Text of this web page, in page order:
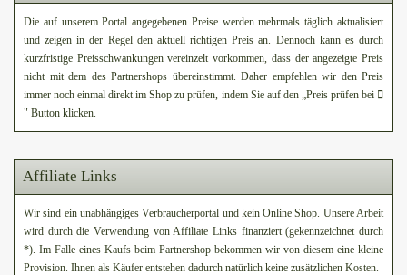
Die auf unserem Portal angegebenen Preise werden mehrmals täglich aktualisiert
und zeigen in der Regel den aktuell richtigen Preis an. Dennoch kann es durch
kurzfristige Preisschwankungen vereinzelt vorkommen, dass der angezeigte Preis
nicht mit dem des Partnershops übereinstimmt. Daher empfehlen wir den Preis
immer noch einmal direkt im Shop zu prüfen, indem Sie auf den „Preis prüfen bei
" Button klicken.
Affiliate Links
Wir sind ein unabhängiges Verbraucherportal und kein Online Shop. Unsere Arbeit
wird durch die Verwendung von Affiliate Links finanziert (gekennzeichnet durch
*). Im Falle eines Kaufs beim Partnershop bekommen wir von diesem eine kleine
Provision. Ihnen als Käufer entstehen dadurch natürlich keine zusätzlichen Kosten.